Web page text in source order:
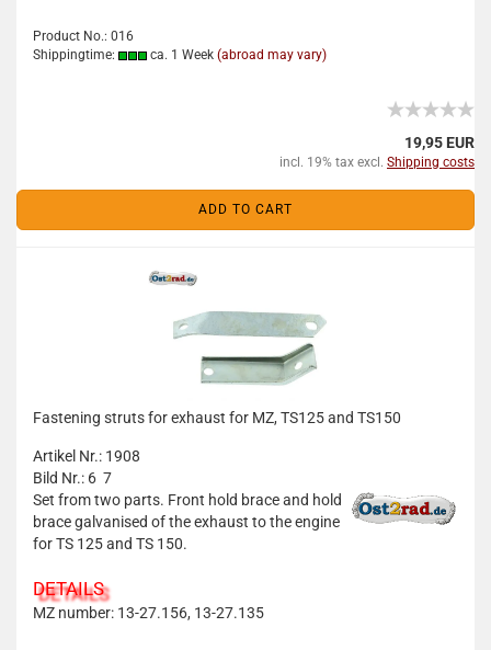
Product No.: 016
Shippingtime:
ca. 1 Week (abroad may vary)
19,95 EUR
incl. 19% tax excl. Shipping costs
ADD TO CART
Fastening struts for exhaust for MZ, TS125 and TS150
Artikel Nr.: 1908
Bild Nr.: 6 7
Set from two parts. Front hold brace and hold
brace galvanised of the exhaust to the engine
for TS 125 and TS 150.
DETAILS
MZ number: 13-27.156, 13-27.135